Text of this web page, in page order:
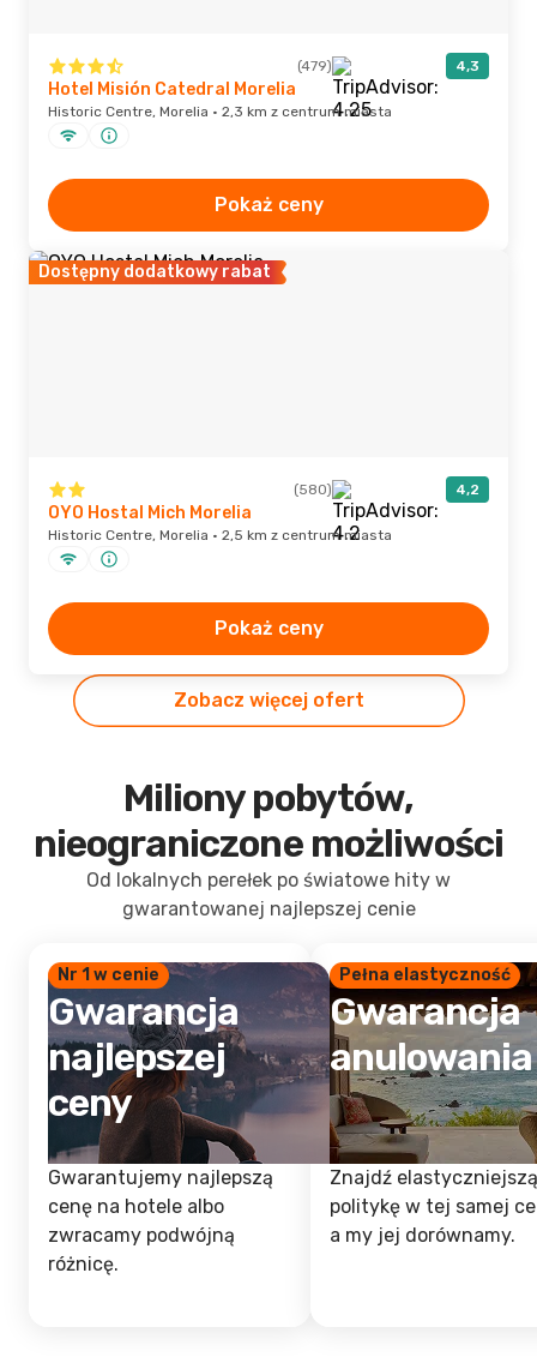
(479) 4,3
Hotel Misión Catedral Morelia
Historic Centre, Morelia · 2,3 km z centrum miasta
Pokaż ceny
Dostępny dodatkowy rabat
(580) 4,2
OYO Hostal Mich Morelia
Historic Centre, Morelia · 2,5 km z centrum miasta
Pokaż ceny
Zobacz więcej ofert
Miliony pobytów,
nieograniczone możliwości
Od lokalnych perełek po światowe hity w
gwarantowanej najlepszej cenie
Nr 1 w cenie
Gwarancja
najlepszej
ceny
Gwarantujemy najlepszą
cenę na hotele albo
zwracamy podwójną
różnicę.
Pełna elastyczność
Gwarancja
anulowania
Znajdź elastyczniejszą
politykę w tej samej
a my jej dorównamy.